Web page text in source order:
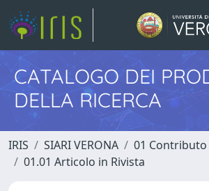
CATALOGO DEI
DELLA RICERCA
IRIS SIARI VERONA
01
01.01 Articolo in Rivista